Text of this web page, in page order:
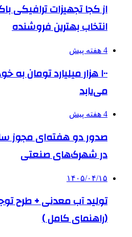
از کجا تجهیزات ترافیکی
انتخاب بهترین فروشنده
4 هفته پیش
۱۰۰ هزار میلیارد تومان
می‌یابد
4 هفته پیش
صدور دو هفته‌ای مجوز
در شهرک‌های صنعتی
۱۴۰۵/۰۴/۱۵
تولید آب معدنی + طرح
(راهنمای کامل )